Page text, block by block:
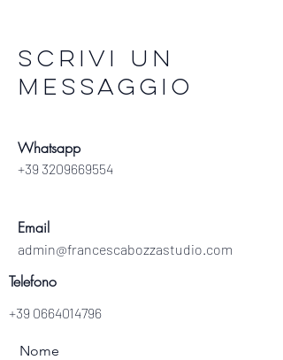
Scrivi un
messaggio
Whatsapp
+39 3209669554
Email
admin@francescabozzastudio.com
Telefono
+39 0664014796
Nome